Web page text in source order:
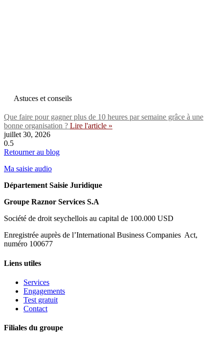
Astuces et conseils
Que faire pour gagner plus de 10 heures par semaine grâce à une
bonne organisation ? Lire l'article »
juillet 30, 2026
Retourner au blog
Ma saisie audio
Département Saisie Juridique
Groupe Raznor Services S.A
Société de droit seychellois au capital de 100.000 USD
Enregistrée auprès de l’International Business Companies Act,
numéro 100677
Liens utiles
Services
Engagements
Test gratuit
Contact
Filiales du groupe